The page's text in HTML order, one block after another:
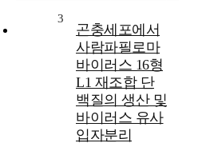
3
곤충세포에서
사람파필로마
바이러스 16형
L1 재조합 단
백질의 생산 및
바이러스 유사
입자분리